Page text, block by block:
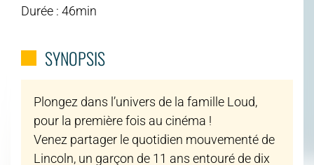
Durée : 46min
SYNOPSIS
Plongez dans l’univers de la famille Loud,
pour la première fois au cinéma !
Venez partager le quotidien mouvementé de
Lincoln, un garçon de 11 ans entouré de dix